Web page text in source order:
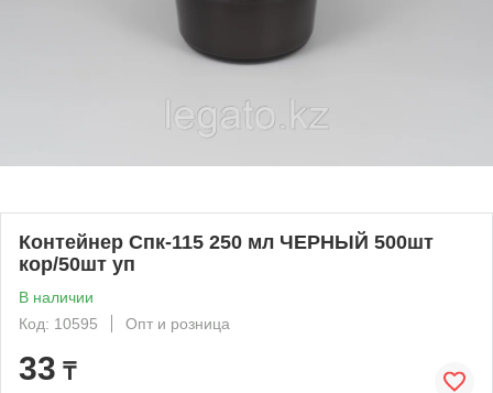
Контейнер Спк-115 250 мл ЧЕРНЫЙ 500шт
кор/50шт уп
В наличии
Код: 10595
Опт и розница
33 ₸